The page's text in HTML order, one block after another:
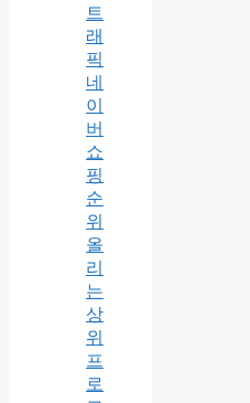
트
래
픽
네
이
버
쇼
핑
순
위
올
리
는
상
위
프
로